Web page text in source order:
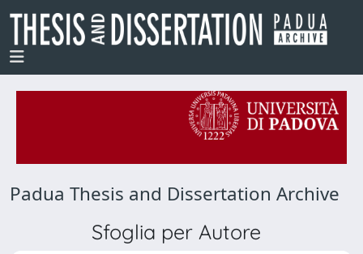
Padua Thesis and Dissertation Archive
Sfoglia per Autore